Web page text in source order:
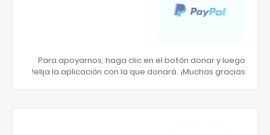
Para apoyarnos, haga clic en el botón donar y luego
elija la aplicación con la que donará. ¡Muchas gracias!